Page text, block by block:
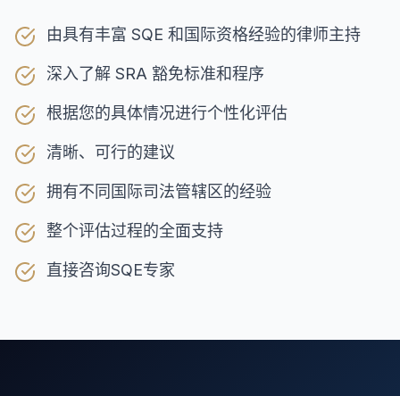
由具有丰富 SQE 和国际资格经验的律师主持
深入了解 SRA 豁免标准和程序
根据您的具体情况进行个性化评估
清晰、可行的建议
拥有不同国际司法管辖区的经验
整个评估过程的全面支持
直接咨询SQE专家